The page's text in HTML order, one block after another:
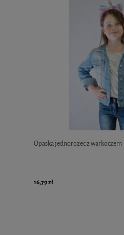
Opaska jednorożec z warkoczem
16,79 zł